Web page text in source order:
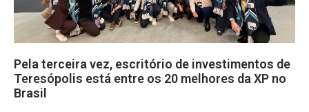
Pela terceira vez, escritório de investimentos de
Teresópolis está entre os 20 melhores da XP no
Brasil